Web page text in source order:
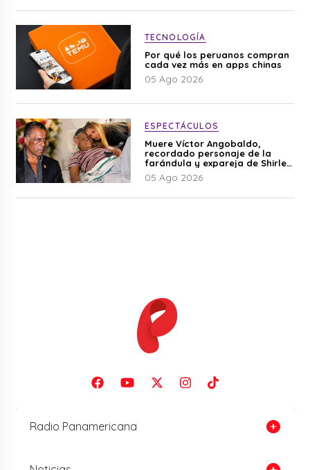
TECNOLOGÍA
Por qué los peruanos compran
cada vez más en apps chinas
05 Ago 2026
ESPECTÁCULOS
Muere Víctor Angobaldo,
recordado personaje de la
farándula y expareja de Shirley
Cherres
05 Ago 2026
Radio Panamericana